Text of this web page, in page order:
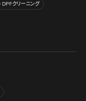
DPFクリーニング